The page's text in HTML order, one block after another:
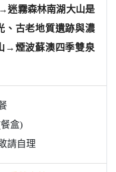
迷霧森林南湖大山是
、古老地質遺跡與濃
→煙波蘇澳四季雙泉
盒)
請自理